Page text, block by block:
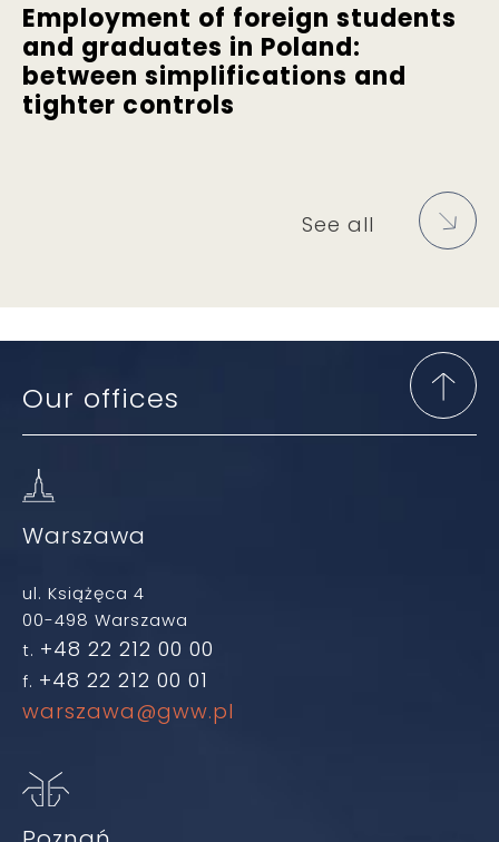
Employment of foreign students
and graduates in Poland:
between simplifications and
tighter controls
See all
Our offices
Warszawa
ul. Książęca 4
00-498 Warszawa
t. +48 22 212 00 00
f. +48 22 212 00 01
warszawa@gww.pl